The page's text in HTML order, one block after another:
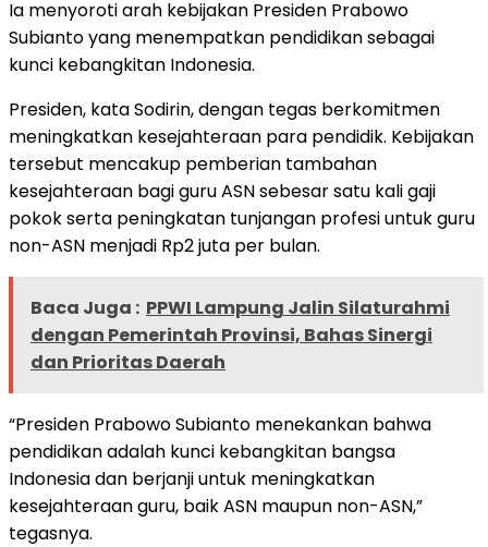
Ia menyoroti arah kebijakan Presiden Prabowo
Subianto yang menempatkan pendidikan sebagai
kunci kebangkitan Indonesia.
Presiden, kata Sodirin, dengan tegas berkomitmen
meningkatkan kesejahteraan para pendidik. Kebijakan
tersebut mencakup pemberian tambahan
kesejahteraan bagi guru ASN sebesar satu kali gaji
pokok serta peningkatan tunjangan profesi untuk guru
non-ASN menjadi Rp2 juta per bulan.
Baca Juga : PPWI Lampung Jalin Silaturahmi
dengan Pemerintah Provinsi, Bahas Sinergi
dan Prioritas Daerah
“Presiden Prabowo Subianto menekankan bahwa
pendidikan adalah kunci kebangkitan bangsa
Indonesia dan berjanji untuk meningkatkan
kesejahteraan guru, baik ASN maupun non-ASN,”
tegasnya.